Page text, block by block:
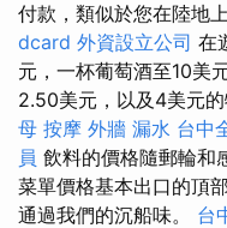
付款，類似於您在陸地
dcard 外資設立公司 在
元，一杯葡萄酒至10美
2.50美元，以及4美元的
母 按摩 外牆 漏水 台中
員 飲料的價格隨郵輪和
菜單價格基本出口的頂
通過我們的沉船味。 台